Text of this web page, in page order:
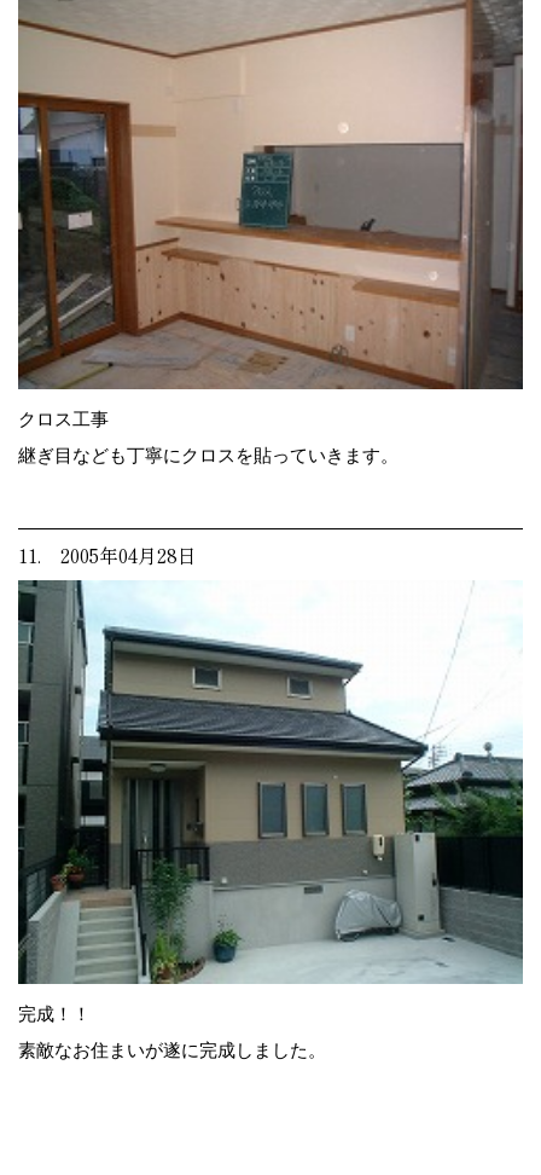
クロス工事
継ぎ目なども丁寧にクロスを貼っていきます。
11. 2005年04月28日
完成！！
素敵なお住まいが遂に完成しました。